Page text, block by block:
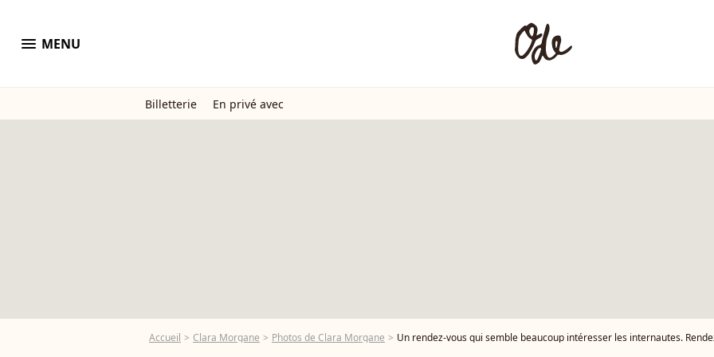
menu MENU
Billetterie En privé avec
Accueil Clara Morgane Photos de Clara Morgane Un rendez-vous qui semble beaucoup intéresser les internautes. Rendez-vous avec Clara Morgane lors de l’émission "Legend"